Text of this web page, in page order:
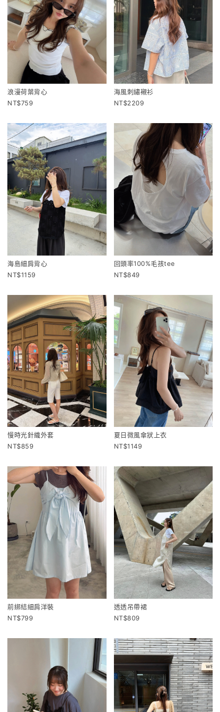
浪漫荷葉背心
759
海風刺繡襯衫
2209
海島細肩背心
1159
回頭率100%毛孩tee
849
慢時光針織外套
859
夏日微風傘狀上衣
1149
前綁結細肩洋裝
799
透透吊帶裙
809